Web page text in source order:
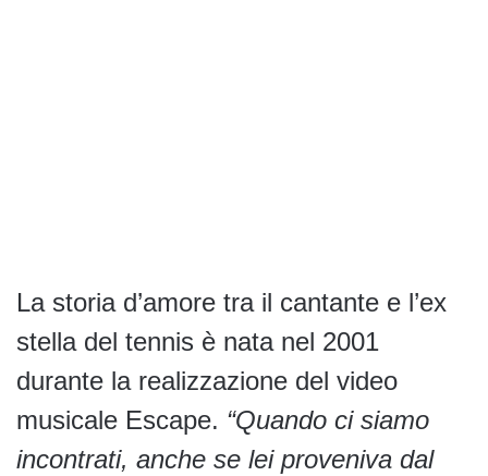
La storia d’amore tra il cantante e l’ex
stella del tennis è nata nel 2001
durante la realizzazione del video
musicale Escape. “Quando ci siamo
incontrati, anche se lei proveniva dal